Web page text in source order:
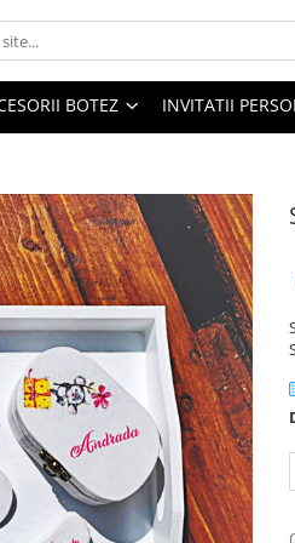
BOTEZ INVITATII